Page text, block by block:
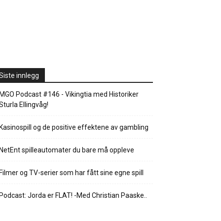
innlegg
Podcast #146 - Vikingtia med Historiker
Ellingvåg!
og de positive effektene av gambling
spilleautomater du bare må oppleve
og TV-serier som har fått sine egne spill
Jorda er FLAT! -Med Christian Paaske..